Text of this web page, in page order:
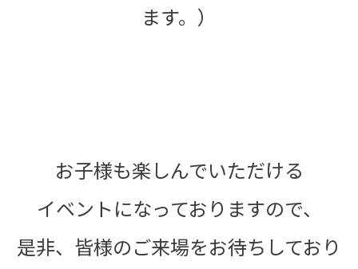
ます。）
お子様も楽しんでいただける
イベントになっておりますので、
是非、皆様のご来場をお待ちしており